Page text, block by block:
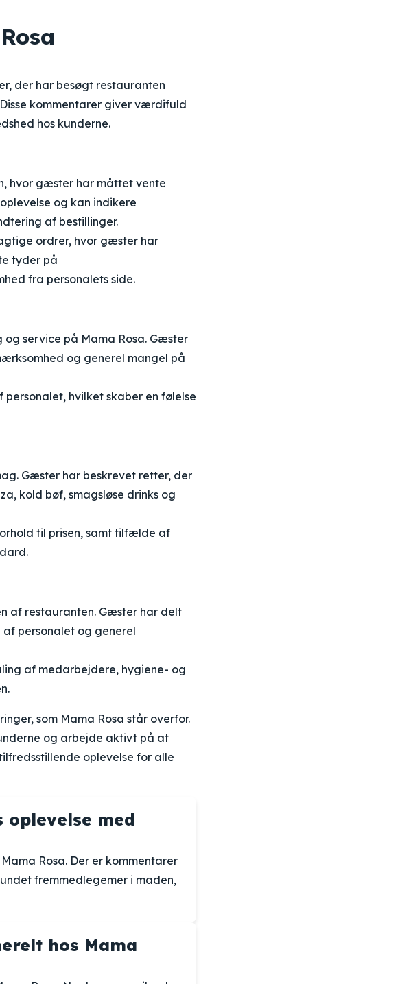
der har besøgt restauranten
kommentarer giver værdifuld
hos kunderne.
hvor gæster har måttet vente
og kan indikere
af bestillinger.
ordrer, hvor gæster har
tyder på
fra personalets side.
service på Mama Rosa. Gæster
og generel mangel på
hvilket skaber en følelse
Gæster har beskrevet retter, der
kold bøf, smagsløse drinks og
til prisen, samt tilfælde af
af restauranten. Gæster har delt
personalet og generel
af medarbejdere, hygiene- og
som Mama Rosa står overfor.
og arbejde aktivt på at
oplevelse for alle
oplevelse med
Rosa. Der er kommentarer
fremmedlegemer i maden,
hos Mama